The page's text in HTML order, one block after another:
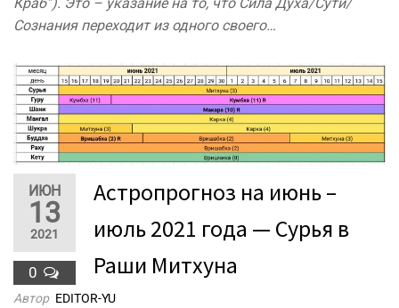
Сознания переходит из одного своего…
ИЮН
13
2021
0
Астропрогноз на июнь –
июль 2021 года — Сурья в
Раши Митхуна
Автор EDITOR-YU